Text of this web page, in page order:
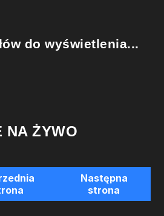
do wyświetlenia...
NA ŻYWO
Następna
strona